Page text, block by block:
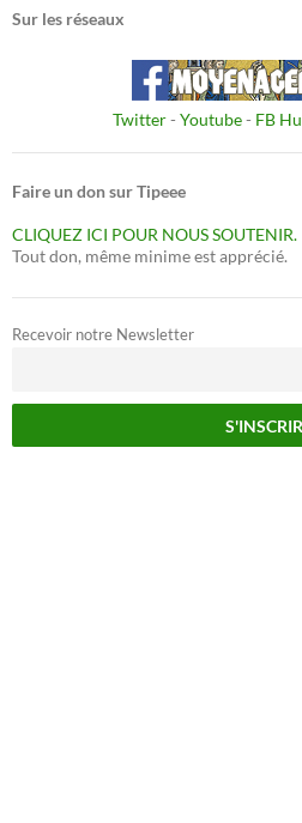
Sur les réseaux
Twitter- Youtube- FB
Faire un don sur Tipeee
CLIQUEZ ICI POUR NOUS SOUTENIR.
Tout don, même minime est apprécié.
Recevoir notre Newsletter